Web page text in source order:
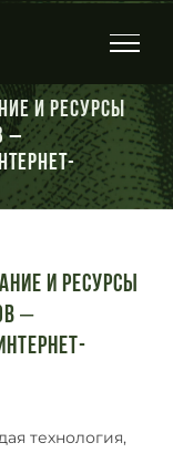
и Ресурсы
–
и Ресурсы
–
технология,